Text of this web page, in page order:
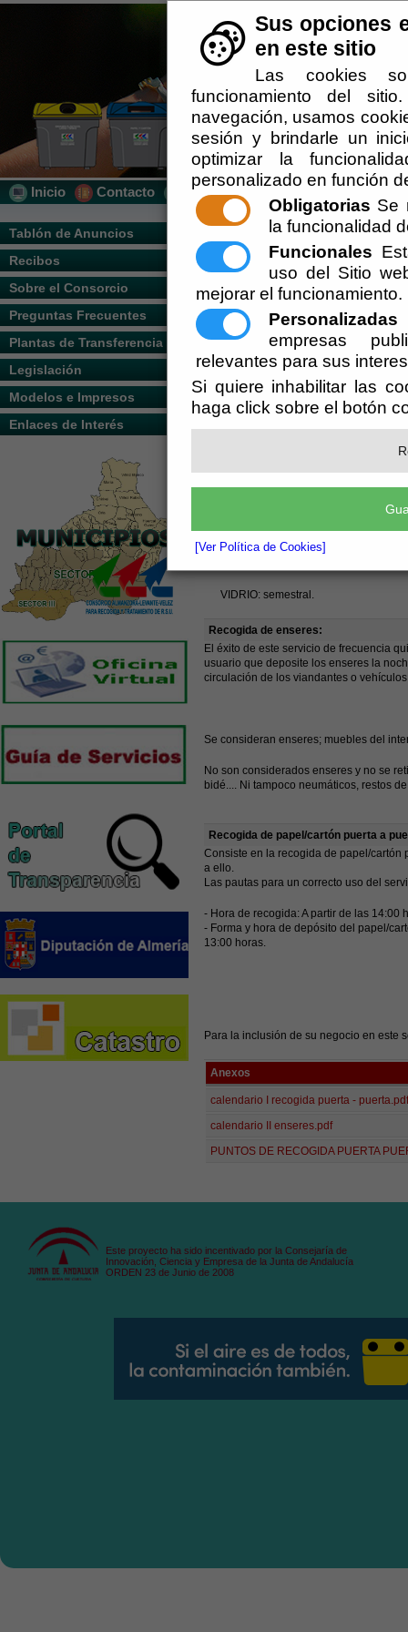
Sus opciones
en este sitio
Las cookies
funcionamiento del
navegación, usamos
sesión y brindarle un
optimizar la
personalizado en función
Obligatorias Se
la funcionalidad
Funcionales
uso del Sitio
mejorar el funcionamiento.
Personalizadas
empresas
relevantes para sus
Si quiere inhabilitar las
haga click sobre el botón
[Ver Política de Cookies]
Inicio Contacto Localización
Tablón de Anuncios
Recibos
Sobre el Consorcio
Preguntas Frecuentes
Plantas de Transferencia
Legislación
Modelos e Impresos
Enlaces de Interés
Usted se encuentra aquí:Inicio //
Escuchar
FRECUENCIAS DE RECOGIDA
Recogida de fracción resto o Todo
Recogida de envases:2 veces /
Recogida de vidrio:quincenal.
Recogida de enseres:quincenal
Recogida de papel/cartón:semanal
Recogida de papel/cartón puerta a
FRACCIÓN RESTO O TODO UNO:
ENVASES: trimestral.
VIDRIO: semestral.
Recogida de enseres:
El éxito de este servicio de frecuencia
usuario que deposite los enseres la
circulación de los viandantes o
Se consideran enseres; muebles del
No son considerados enseres y no se
bidé.... Ni tampoco neumáticos, restos
Recogida de papel/cartón puerta a
Consiste en la recogida de papel/
a ello.
Las pautas para un correcto uso del
- Hora de recogida: A partir de las 14:00
- Forma y hora de depósito del papel/
13:00 horas.
Para la inclusión de su negocio en este
Anexos
calendario I recogida puerta - puerta.pdf
calendario II enseres.pdf
PUNTOS DE RECOGIDA PUERTA
Este proyecto ha sido incentivado por la Consejaría de
Innovación, Ciencia y Empresa de la Junta de Andalucía
ORDEN 23 de Junio de 2008